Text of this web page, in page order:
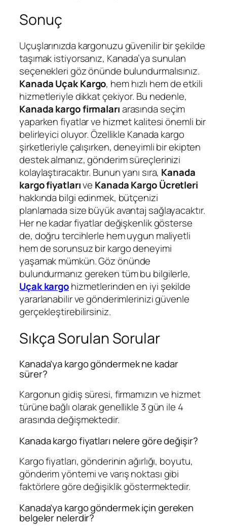
Sonuç
Uçuşlarınızda kargonuzu güvenilir bir şekilde
taşımak istiyorsanız, Kanada’ya sunulan
seçenekleri göz önünde bulundurmalısınız.
Kanada Uçak Kargo, hem hızlı hem de etkili
hizmetleriyle dikkat çekiyor. Bu nedenle,
Kanada kargo firmalarıarasında seçim
yaparken fiyatlar ve hizmet kalitesi önemli bir
belirleyici oluyor. Özellikle Kanada kargo
şirketleriyle çalışırken, deneyimli bir ekipten
destek almanız, gönderim süreçlerinizi
kolaylaştıracaktır. Bunun yanı sıra, Kanada
kargo fiyatlarıve Kanada Kargo Ücretleri
hakkında bilgi edinmek, bütçenizi
planlamada size büyük avantaj sağlayacaktır.
Her ne kadar fiyatlar değişkenlik gösterse
de, doğru tercihlerle hem uygun maliyetli
hem de sorunsuz bir kargo deneyimi
yaşamak mümkün. Göz önünde
bulundurmanız gereken tüm bu bilgilerle,
Uçak kargohizmetlerinden en iyi şekilde
yararlanabilir ve gönderimlerinizi güvenle
gerçekleştirebilirsiniz.
Sıkça Sorulan Sorular
Kanada’ya kargo göndermek ne kadar
sürer?
Kargonun gidiş süresi, firmamızın ve hizmet
türüne bağlı olarak genellikle 3 gün ile 4
arasında değişmektedir.
Kanada kargo fiyatları nelere göre değişir?
Kargo fiyatları, gönderinin ağırlığı, boyutu,
gönderim yöntemi ve varış noktası gibi
faktörlere göre değişiklik göstermektedir.
Kanada’ya kargo göndermek için gereken
belgeler nelerdir?